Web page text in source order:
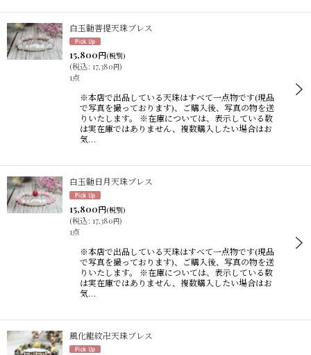
白玉髄菩提天珠ブレス
15,800円(税別)
(税込: 17,380円)
1点
※本店で出品している天珠はすべて一点物です(現品
で写真を撮っております)、ご購入後、写真の物を送
りいたします。 ※在庫については、表示している数
は実在庫ではありません、複数購入したい場合はお
気…
白玉髄日月天珠ブレス
15,800円(税別)
(税込: 17,380円)
1点
※本店で出品している天珠はすべて一点物です(現品
で写真を撮っております)、ご購入後、写真の物を送
りいたします。 ※在庫については、表示している数
は実在庫ではありません、複数購入したい場合はお
気…
風化龍紋卍天珠ブレス